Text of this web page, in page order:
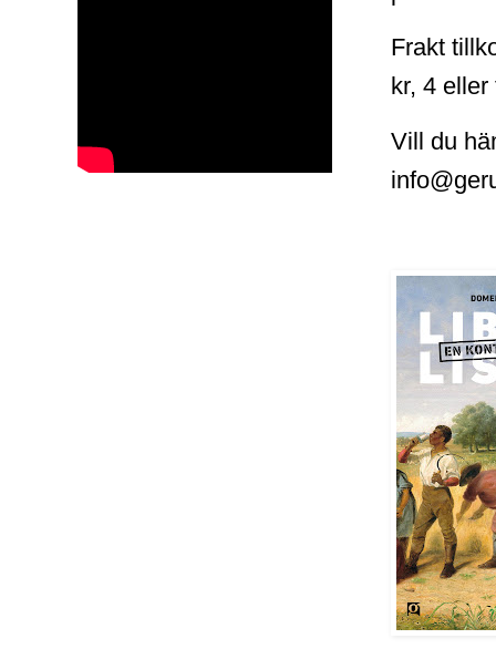
Frakt
kr, 4
Vill du